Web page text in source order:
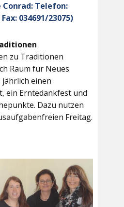
Conrad: Telefon:
034691/23075)
zu Traditionen
Raum für Neues
jährlich einen
ein Erntedankfest und
Dazu nutzen
Freitag.